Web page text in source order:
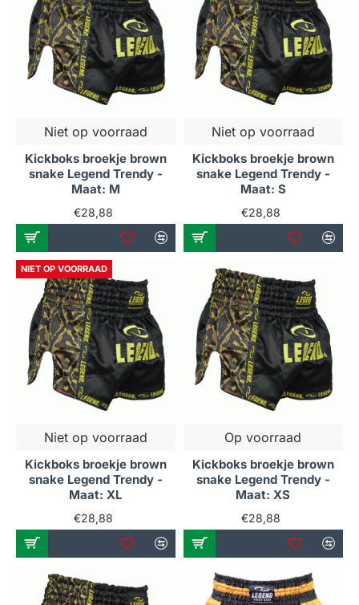
Niet op voorraad
Kickboks broekje brown
snake Legend Trendy -
Maat: M
€28,88
Niet op voorraad
Kickboks broekje brown
snake Legend Trendy -
Maat: S
€28,88
NIET OP VOORRAAD
Niet op voorraad
Kickboks broekje brown
snake Legend Trendy -
Maat: XL
€28,88
Op voorraad
Kickboks broekje brown
snake Legend Trendy -
Maat: XS
€28,88